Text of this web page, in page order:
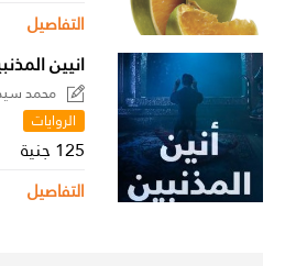
التفاصيل
انيين
محمد
الروايات
125 جنية
التفاصيل